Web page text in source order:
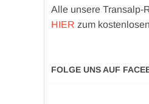
Alle unsere Transalp-
HIER zum
FOLGE UNS AUF